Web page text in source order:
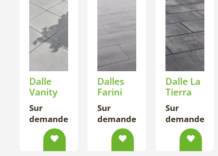
Dalle
Vanity
Sur
demande
Dalles
Farini
Sur
demande
Dalle La
Tierra
Sur
demande